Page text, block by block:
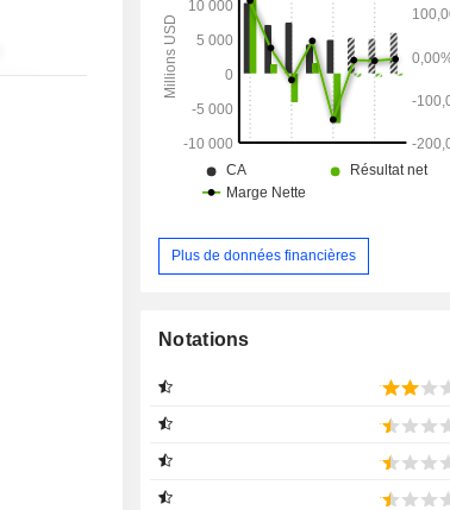
Plus de données financières
Notations